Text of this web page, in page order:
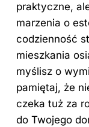
praktyczne,
marzenia o
codzienność
mieszkania
myślisz o
pamiętaj, że
czeka tuż za
do Twojego